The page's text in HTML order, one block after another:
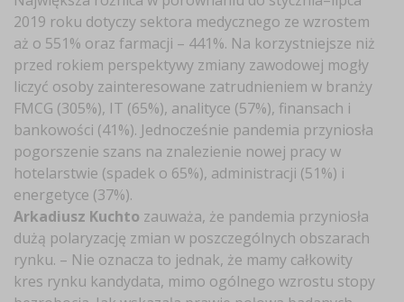
2019 roku dotyczy sektora medycznego ze wzrostem
aż o 551% oraz farmacji – 441%. Na korzystniejsze niż
przed rokiem perspektywy zmiany zawodowej mogły
liczyć osoby zainteresowane zatrudnieniem w branży
FMCG (305%), IT (65%), analityce (57%), finansach i
bankowości (41%). Jednocześnie pandemia przyniosła
pogorszenie szans na znalezienie nowej pracy w
hotelarstwie (spadek o 65%), administracji (51%) i
energetyce (37%).
Arkadiusz Kuchto zauważa, że pandemia przyniosła
dużą polaryzację zmian w poszczególnych obszarach
rynku. – Nie oznacza to jednak, że mamy całkowity
kres rynku kandydata, mimo ogólnego wzrostu stopy